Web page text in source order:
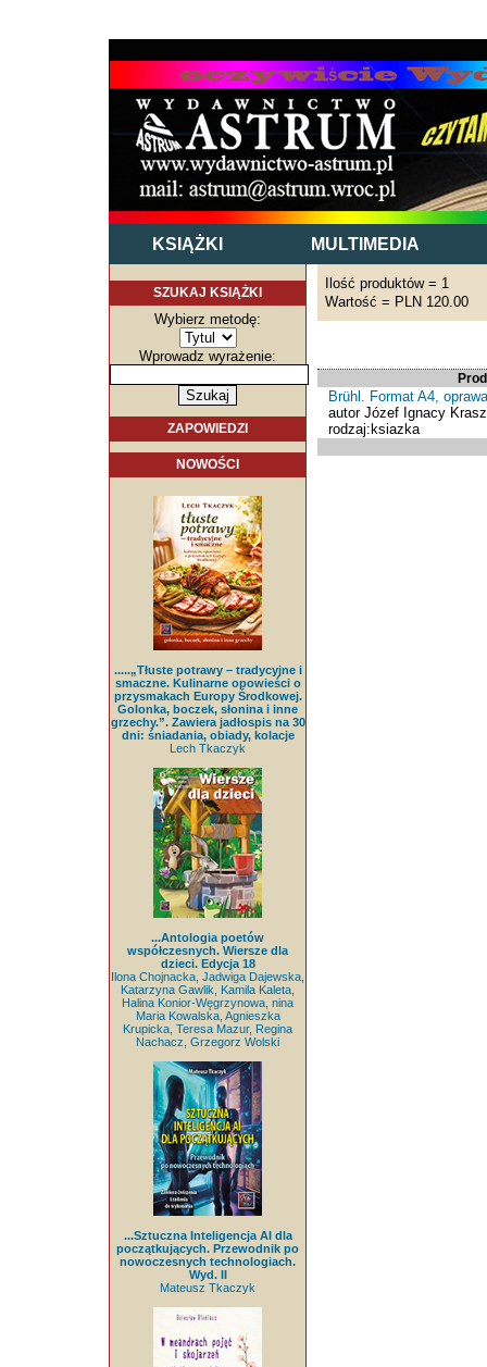
KSIĄŻKI MULTIMEDIA
SZUKAJ KSIĄŻKI
Wybierz metodę:
Wprowadz wyrażenie:
ZAPOWIEDZI
NOWOŚCI
.....„Tłuste potrawy – tradycyjne i
smaczne. Kulinarne opowieści o
przysmakach Europy Środkowej.
Golonka, boczek, słonina i inne
grzechy.”. Zawiera jadłospis na 30
dni: śniadania, obiady, kolacje
Lech Tkaczyk
...Antologia poetów
współczesnych. Wiersze dla
dzieci. Edycja 18
Ilona Chojnacka, Jadwiga Dajewska,
Katarzyna Gawlik, Kamila Kaleta,
Halina Konior-Węgrzynowa, nina
Maria Kowalska, Agnieszka
Krupicka, Teresa Mazur, Regina
Nachacz, Grzegorz Wolski
...Sztuczna Inteligencja AI dla
początkujących. Przewodnik po
nowoczesnych technologiach.
Wyd. II
Mateusz Tkaczyk
Ilość produktów = 1
Wartość = PLN 120.00
Brühl. Format A4,
autor Józef Ignacy
rodzaj:ksiazka